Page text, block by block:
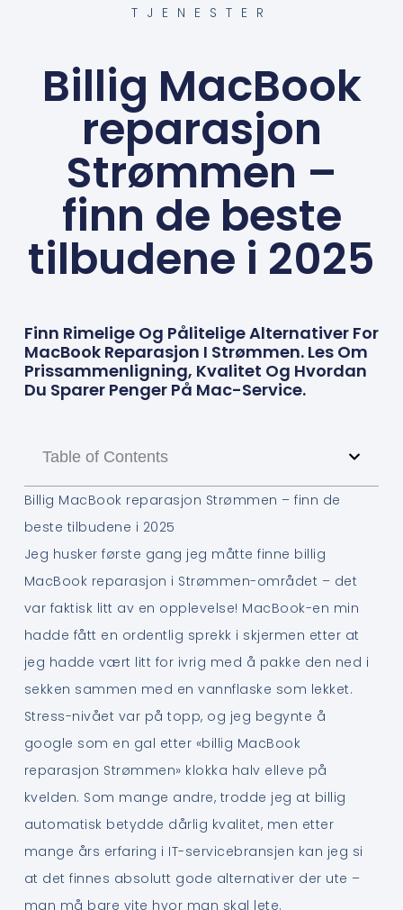
TJENESTER
Billig MacBook
reparasjon
Strømmen –
finn de beste
tilbudene i 2025
Finn Rimelige Og Pålitelige Alternativer For
MacBook Reparasjon I Strømmen. Les Om
Prissammenligning, Kvalitet Og Hvordan
Du Sparer Penger På Mac-Service.
Table of Contents
Billig MacBook reparasjon Strømmen – finn de
beste tilbudene i 2025
Jeg husker første gang jeg måtte finne billig
MacBook reparasjon i Strømmen-området – det
var faktisk litt av en opplevelse! MacBook-en min
hadde fått en ordentlig sprekk i skjermen etter at
jeg hadde vært litt for ivrig med å pakke den ned i
sekken sammen med en vannflaske som lekket.
Stress-nivået var på topp, og jeg begynte å
google som en gal etter «billig MacBook
reparasjon Strømmen» klokka halv elleve på
kvelden. Som mange andre, trodde jeg at billig
automatisk betydde dårlig kvalitet, men etter
mange års erfaring i IT-servicebransjen kan jeg si
at det finnes absolutt gode alternativer der ute –
man må bare vite hvor man skal lete.